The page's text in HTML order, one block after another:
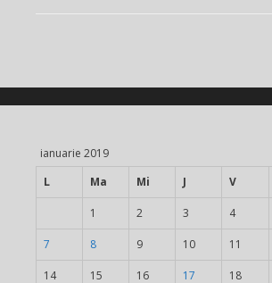
ianuarie 2019
L
Ma Mi J V
1 2 3 4
7 8 9 10 11
14 15 16 17 18